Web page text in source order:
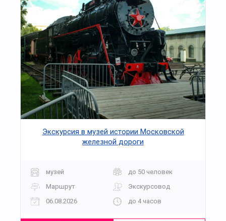
Экскурсия в музей истории Московской
железной дороги
музей
до 50 человек
Маршрут
Экскурсовод
06.08.2026
до 4 часов